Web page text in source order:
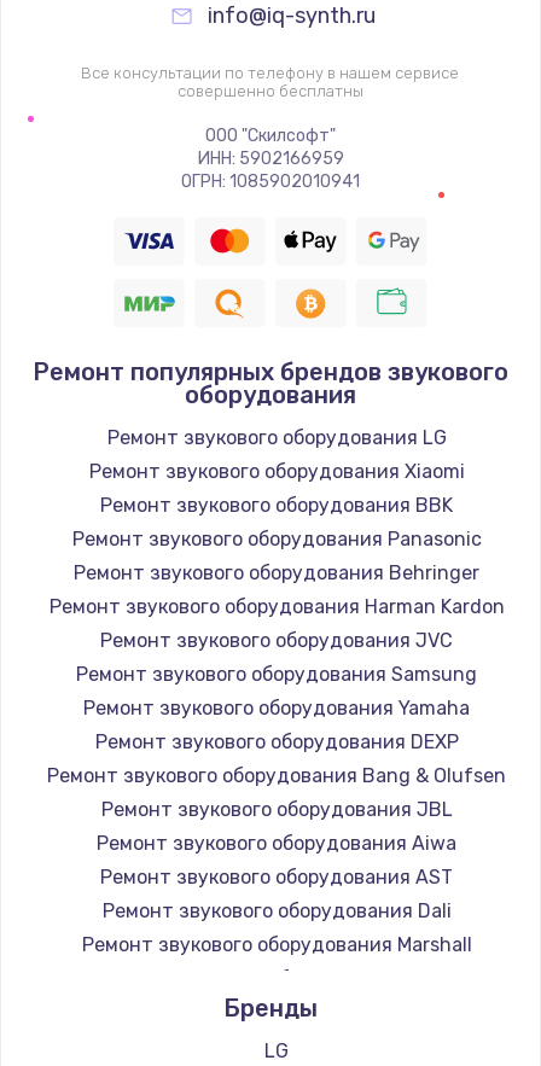
info@iq-synth.ru
Все консультации по телефону в нашем сервисе
совершенно бесплатны
ООО "Скилсофт"
ИНН: 5902166959
ОГРН: 1085902010941
Ремонт популярных брендов звукового
оборудования
Ремонт звукового оборудования LG
Ремонт звукового оборудования Xiaomi
Ремонт звукового оборудования BBK
Ремонт звукового оборудования Panasonic
Ремонт звукового оборудования Behringer
Ремонт звукового оборудования Harman Kardon
Ремонт звукового оборудования JVC
Ремонт звукового оборудования Samsung
Ремонт звукового оборудования Yamaha
Ремонт звукового оборудования DEXP
Ремонт звукового оборудования Bang & Olufsen
Ремонт звукового оборудования JBL
Ремонт звукового оборудования Aiwa
Ремонт звукового оборудования AST
Ремонт звукового оборудования Dali
Ремонт звукового оборудования Marshall
Ремонт звукового оборудования Supra
Бренды
LG